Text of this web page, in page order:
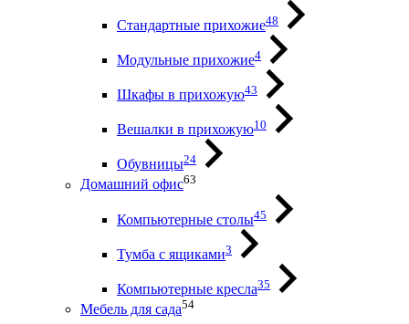
Стандартные прихожие48
Модульные прихожие4
Шкафы в прихожую43
Вешалки в прихожую10
Обувницы24
Домашний офис63
Компьютерные столы45
Тумба с ящиками3
Компьютерные кресла35
Мебель для сада54